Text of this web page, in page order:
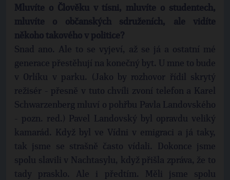
Mluvíte o Člověku v tísni, mluvíte o studentech,
mluvíte o občanských sdruženích, ale vidíte
někoho takového v politice?
Snad ano. Ale to se vyjeví, až se já a ostatní mé
generace přestěhují na konečný byt. U mne to bude
v Orlíku v parku. (Jako by rozhovor řídil skrytý
režisér - přesně v tuto chvíli zvoní telefon a Karel
Schwarzenberg mluví o pohřbu Pavla Landovského
- pozn. red.) Pavel Landovský byl opravdu veliký
kamarád. Když byl ve Vídni v emigraci a já taky,
tak jsme se strašně často vídali. Dokonce jsme
spolu slavili v Nachtasylu, když přišla zpráva, že to
tady prasklo. Ale i předtím. Měli jsme spolu